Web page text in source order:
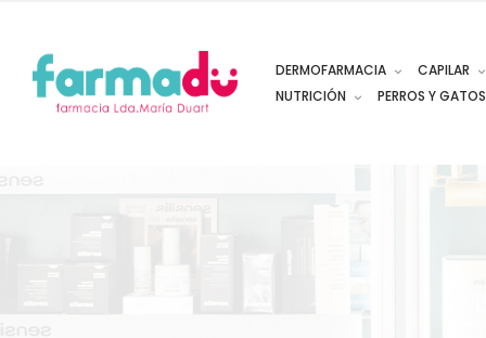
DERMOFARMACIA CAPILAR
NUTRICIÓN
PERROS Y GATOS